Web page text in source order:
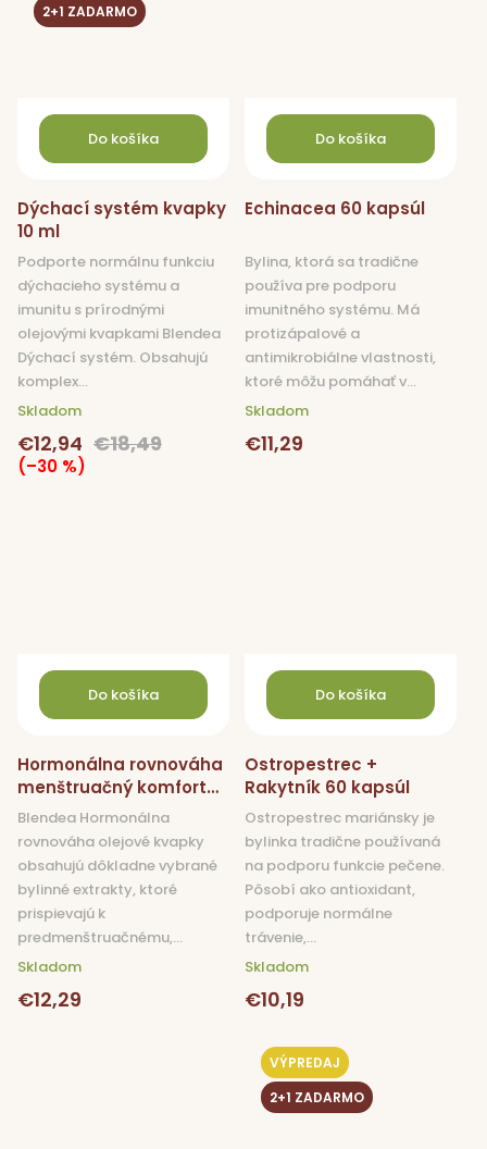
2+1 ZADARMO
Do košíka
€12,94 €18,49
(–30 %)
Skladom
Dýchací systém kvapky
10 ml
Podporte normálnu funkciu
dýchacieho systému a
imunitu s prírodnými
olejovými kvapkami Blendea
Dýchací systém. Obsahujú
komplex...
Do košíka
€11,29
Skladom
Echinacea 60 kapsúl
Bylina, ktorá sa tradične
používa pre podporu
imunitného systému. Má
protizápalové a
antimikrobiálne vlastnosti,
ktoré môžu pomáhať v...
Do košíka
€12,29
Skladom
Hormonálna rovnováha
menštruačný komfort
kvapky 10 ml
Blendea Hormonálna
rovnováha olejové kvapky
obsahujú dôkladne vybrané
bylinné extrakty, ktoré
prispievajú k
predmenštruačnému,...
Do košíka
€10,19
Skladom
Ostropestrec +
Rakytník 60 kapsúl
Ostropestrec mariánsky je
bylinka tradične používaná
na podporu funkcie pečene.
Pôsobí ako antioxidant,
podporuje normálne
trávenie,...
VÝPREDAJ
2+1 ZADARMO